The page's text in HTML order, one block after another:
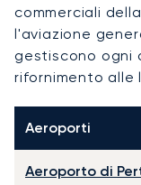
commerciali
l'aviazione
gestiscono ogni
rifornimento alle
Aeroporti
Aeroporto di